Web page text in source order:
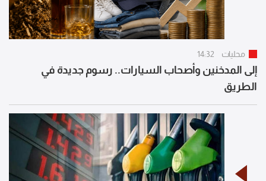
محليات 14:32
إلى المدخنين وأصحاب السيارات.. رسوم جديدة في
الطريق